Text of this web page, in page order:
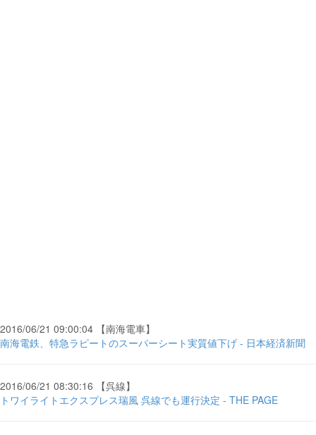
2016/06/21 09:00:04 【南海電車】
南海電鉄、特急ラピートのスーパーシート実質値下げ - 日本経済新聞
2016/06/21 08:30:16 【呉線】
トワイライトエクスプレス瑞風 呉線でも運行決定 - THE PAGE